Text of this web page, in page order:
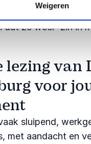
Weigeren
het team, en
dat ze weer ‘zin in
lezing van
voor
sluipend,
met aandacht en